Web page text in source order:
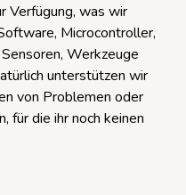
Verfügung, was wir
Microcontroller,
Werkzeuge
unterstützen wir
von Problemen oder
für die ihr noch keinen